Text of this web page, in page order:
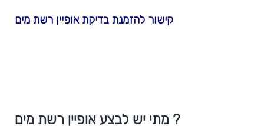
קישור להזמנת בדיקת אופיין רשת מים
מתי יש לבצע אופיין רשת מים ?